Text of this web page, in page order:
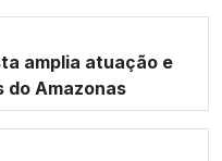
amplia atuação e
do Amazonas